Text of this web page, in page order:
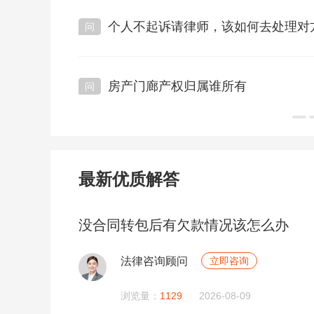
个人不起诉请律师，该如何去处理对
房产门廊产权归属谁所有
最新优质解答
没合同转包后有欠款情况该怎么办
法律咨询顾问 立即咨询
浏览量： 1129 2026-08-09